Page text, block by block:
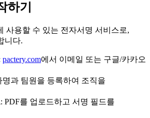
하기
사용할 수 있는 전자서명 서비스로,
니다.
pactery.com에서 이메일 또는 구글/카카오
명과 팀원을 등록하여 조직을
: PDF를 업로드하고 서명 필드를